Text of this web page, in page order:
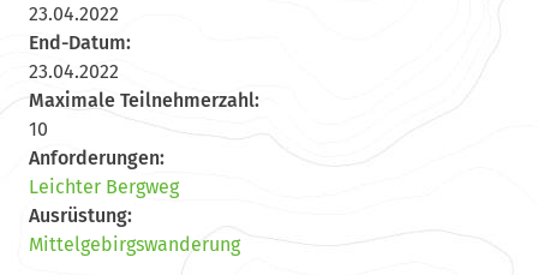
23.04.2022
End-Datum:
23.04.2022
Maximale Teilnehmerzahl:
10
Anforderungen:
Leichter Bergweg
Ausrüstung:
Mittelgebirgswanderung